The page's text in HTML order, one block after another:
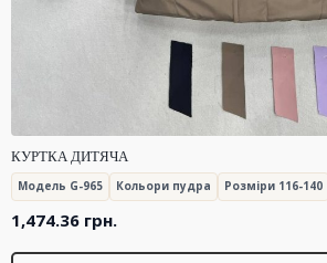
КУРТКА ДИТЯЧА
Модель G-965 Кольори пудра Розміри 116-140
1,474.36 грн.